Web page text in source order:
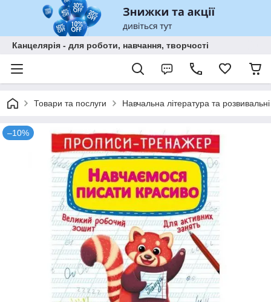
Канцелярія - для роботи, навчання, творчості
Товари та послуги Навчальна література та
–10%